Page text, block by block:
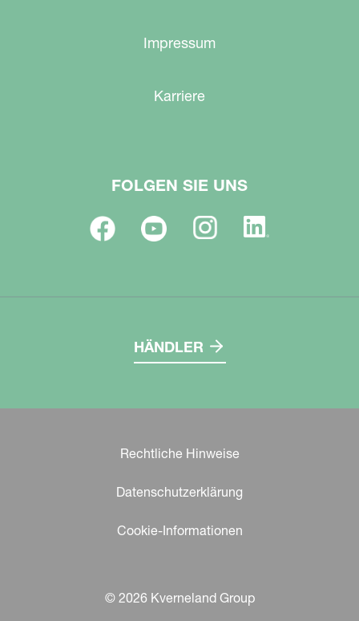
Impressum
Karriere
FOLGEN SIE UNS
HÄNDLER
Rechtliche Hinweise
Datenschutzerklärung
Cookie-Informationen
© 2026 Kverneland Group